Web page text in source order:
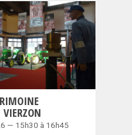
— 15h30 à 16h45